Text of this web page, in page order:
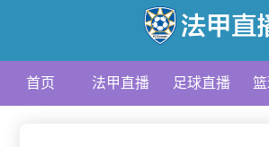
首页 法甲直播 足球直播